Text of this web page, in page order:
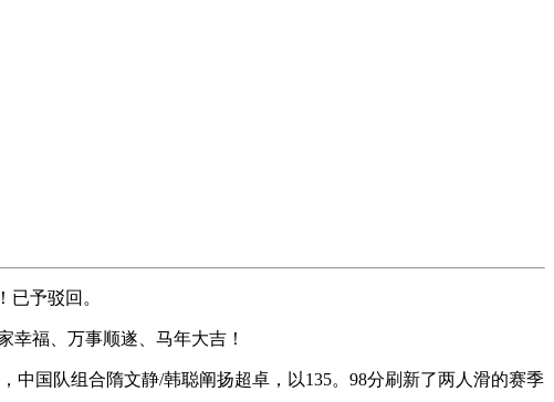
予驳回。
福、万事顺遂、马年大吉！
国队组合隋文静/韩聪阐扬超卓，以135。98分刷新了两人滑的赛季